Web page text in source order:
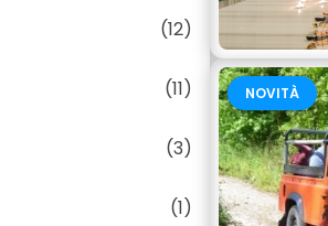
(12)
(11)
(3)
(1)
NOVITÀ